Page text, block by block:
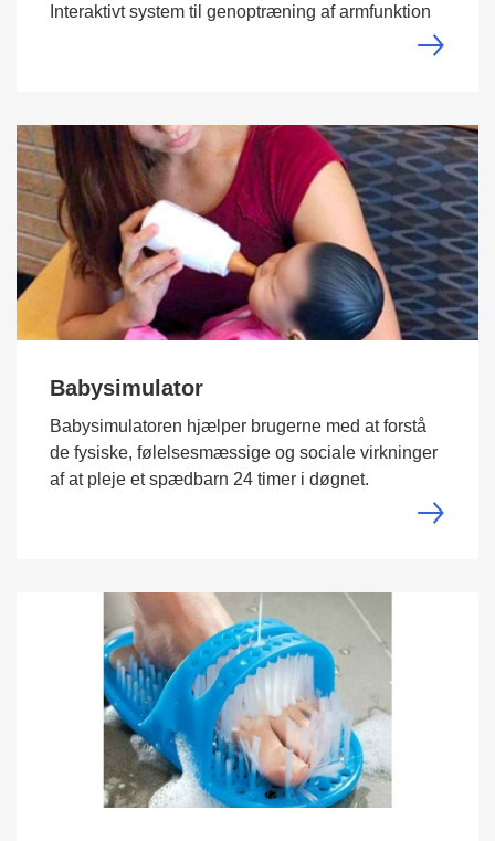
Interaktivt system til genoptræning af armfunktion
Babysimulator
Babysimulatoren hjælper brugerne med at forstå
de fysiske, følelsesmæssige og sociale virkninger
af at pleje et spædbarn 24 timer i døgnet.